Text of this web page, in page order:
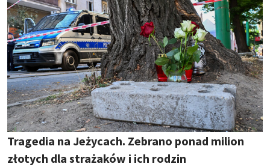
Tragedia na Jeżycach. Zebrano ponad milion
złotych dla strażaków i ich rodzin